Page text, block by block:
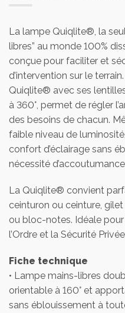
La lampe Quiqlite®, la
libres” au monde 100%
conçue pour faciliter et
d’intervention sur le
Quiqlite® avec ses
à 360°, permet de régler
des besoins de chacun.
faible niveau de
confort d’éclairage sans
nécessité d’accoutumance
La Quiqlite® convient
ceinturon ou ceinture,
ou bloc-notes. Idéale
l’Ordre et la Sécurité
Fiche technique
• Lampe mains-libres
orientable à 160° et
sans éblouissement à